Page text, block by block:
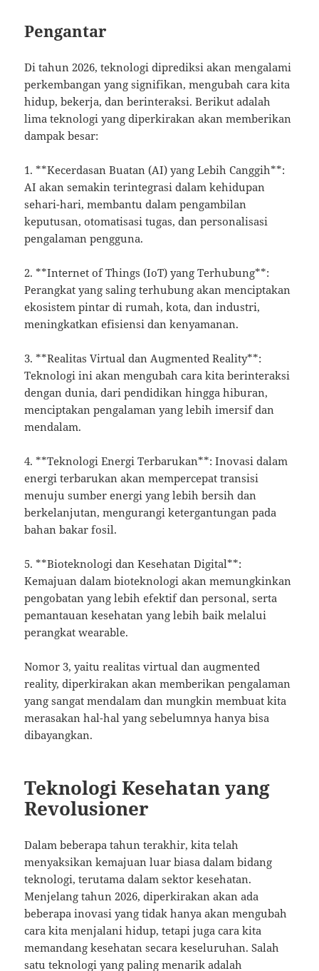
Pengantar
Di tahun 2026, teknologi diprediksi akan mengalami
perkembangan yang signifikan, mengubah cara kita
hidup, bekerja, dan berinteraksi. Berikut adalah
lima teknologi yang diperkirakan akan memberikan
dampak besar:
1. **Kecerdasan Buatan (AI) yang Lebih Canggih**:
AI akan semakin terintegrasi dalam kehidupan
sehari-hari, membantu dalam pengambilan
keputusan, otomatisasi tugas, dan personalisasi
pengalaman pengguna.
2. **Internet of Things (IoT) yang Terhubung**:
Perangkat yang saling terhubung akan menciptakan
ekosistem pintar di rumah, kota, dan industri,
meningkatkan efisiensi dan kenyamanan.
3. **Realitas Virtual dan Augmented Reality**:
Teknologi ini akan mengubah cara kita berinteraksi
dengan dunia, dari pendidikan hingga hiburan,
menciptakan pengalaman yang lebih imersif dan
mendalam.
4. **Teknologi Energi Terbarukan**: Inovasi dalam
energi terbarukan akan mempercepat transisi
menuju sumber energi yang lebih bersih dan
berkelanjutan, mengurangi ketergantungan pada
bahan bakar fosil.
5. **Bioteknologi dan Kesehatan Digital**:
Kemajuan dalam bioteknologi akan memungkinkan
pengobatan yang lebih efektif dan personal, serta
pemantauan kesehatan yang lebih baik melalui
perangkat wearable.
Nomor 3, yaitu realitas virtual dan augmented
reality, diperkirakan akan memberikan pengalaman
yang sangat mendalam dan mungkin membuat kita
merasakan hal-hal yang sebelumnya hanya bisa
dibayangkan.
Teknologi Kesehatan yang
Revolusioner
Dalam beberapa tahun terakhir, kita telah
menyaksikan kemajuan luar biasa dalam bidang
teknologi, terutama dalam sektor kesehatan.
Menjelang tahun 2026, diperkirakan akan ada
beberapa inovasi yang tidak hanya akan mengubah
cara kita menjalani hidup, tetapi juga cara kita
memandang kesehatan secara keseluruhan. Salah
satu teknologi yang paling menarik adalah